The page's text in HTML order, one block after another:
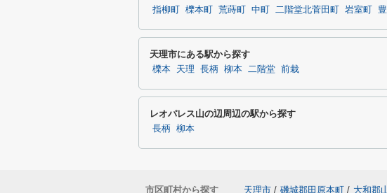
指柳町
櫟本町 荒蒔町 中町 二階堂北菅田町 岩室町
天理市にある駅から探す
櫟本 天理 長柄 柳本 二階堂 前栽
レオパレス山の辺周辺の駅から探す
長柄 柳本
市区町村から探す 天理市 / 磯城郡田原本町 / 大和郡